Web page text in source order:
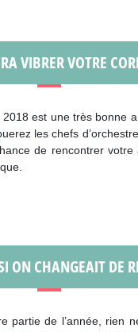
VIBRER VOTRE
est une très bonne
les chefs
de rencontrer votre
ON CHANGEAIT DE
partie de l’année, rien